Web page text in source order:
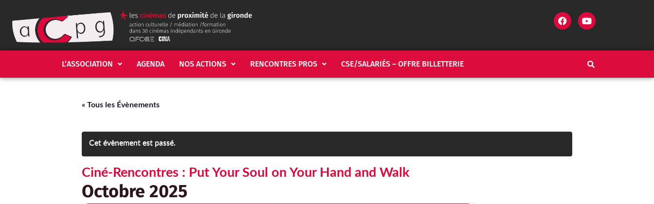
L’ASSOCIATION AGENDA NOS ACTIONS RENCONTRES PROS CSE/SALARIÉS – OFFRE BILLETTERIE
« Tous les Évènements
Cet évènement est passé.
Ciné-Rencontres : Put Your Soul on Your Hand and Walk
Octobre 2025